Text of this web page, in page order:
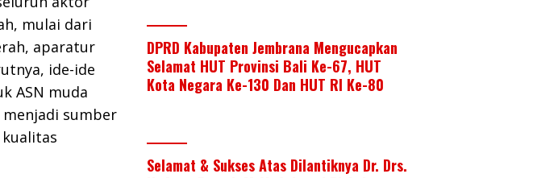
mulai dari
aparatur
ide-ide
ASN muda
sumber
DPRD Kabupaten Jembrana Mengucapkan
Selamat HUT Provinsi Bali Ke-67, HUT
Kota Negara Ke-130 Dan HUT RI Ke-80
Selamat & Sukses Atas Dilantiknya Dr. Drs.